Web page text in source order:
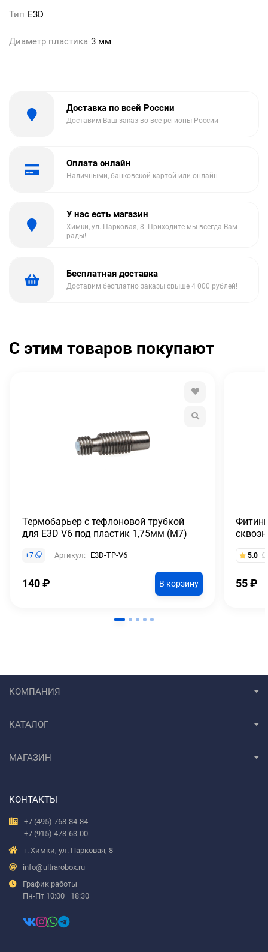
Тип E3D
Диаметр пластика 3 мм
Доставка по всей России
Доставим Ваш заказ во все регионы России
Оплата онлайн
Наличными, банковской картой или онлайн
У нас есть магазин
Химки, ул. Парковая, 8. Приходите мы всегда Вам
рады!
Бесплатная доставка
Доставим бесплатно заказы свыше 4 000 рублей!
С этим товаров покупают
Термобарьер с тефлоновой трубкой
для E3D V6 под пластик 1,75мм (М7)
+7 Артикул: E3D-TP-V6
140₽ В корзину
5.0
55₽
КОМПАНИЯ
КАТАЛОГ
МАГАЗИН
КОНТАКТЫ
+7 (495) 768-84-84
+7 (915) 478-63-00
г. Химки, ул. Парковая, 8
info@ultrarobox.ru
График работы
Пн-Пт 10:00—18:30